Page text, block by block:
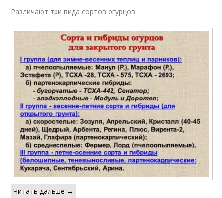
Различают три вида сортов огурцов :
Читать дальше →